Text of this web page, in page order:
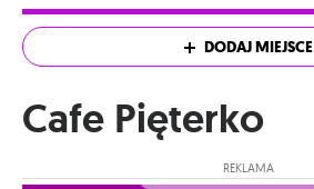
DODAJ MIEJSCE
Cafe Pięterko
REKLAMA